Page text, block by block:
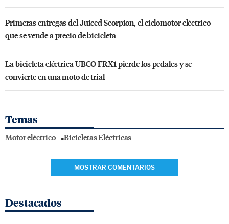
Primeras entregas del Juiced Scorpion, el ciclomotor eléctrico
que se vende a precio de bicicleta
La bicicleta eléctrica UBCO FRX1 pierde los pedales y se
convierte en una moto de trial
Temas
Motor eléctrico Bicicletas Eléctricas
MOSTRAR COMENTARIOS
Destacados